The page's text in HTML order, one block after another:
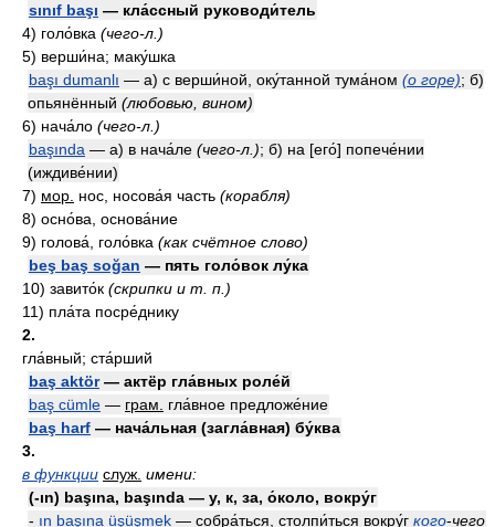
sınıf başı — кла́ссный руководи́тель
4) голо́вка (чего-л.)
5) верши́на; маку́шка
başı dumanlı — а) с верши́ной, оку́танной тума́ном (о горе); б)
опьянённый (любовью, вином)
6) нача́ло (чего-л.)
başında — а) в нача́ле (чего-л.); б) на [его́] попече́нии
(иждиве́нии)
7) мор. нос, носова́я часть (корабля)
8) осно́ва, основа́ние
9) голова́, голо́вка (как счётное слово)
beş baş soğan — пять голо́вок лу́ка
10) завито́к (скрипки и т. п.)
11) пла́та посре́днику
2.
гла́вный; ста́рший
baş aktör— актёр гла́вных роле́й
baş cümle — грам.
гла́вное предложе́ние
baş harf — нача́льная (загла́вная) бу́ква
3.
в функции служ. имени:
(-ın) başına, başında — у, к, за, о́коло, вокру́г
- ın başına üşüşmek — собра́ться, столпи́ться вокру́г кого-чего